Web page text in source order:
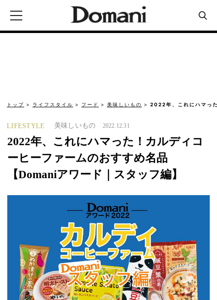
トップ ライフスタイル フード 美味しいもの 2022年、これにハマっ
LIFESTYLE 美味しいもの 2022.12.31
2022年、これにハマった！カルディコ
ーヒーファームのおすすめ名品
【Domaniアワード｜スタッフ編】